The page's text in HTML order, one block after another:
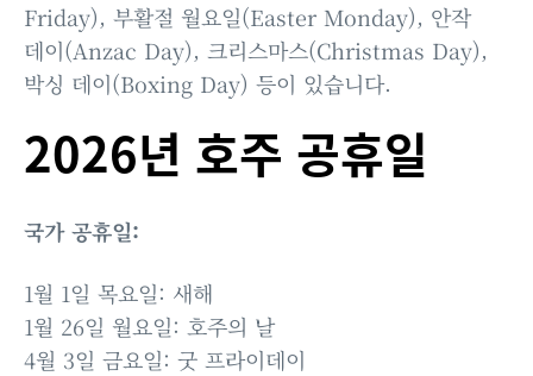
Friday), 부활절 월요일(Easter Monday), 안작
데이(Anzac Day), 크리스마스(Christmas Day),
박싱 데이(Boxing Day) 등이 있습니다.
2026년 호주 공휴일
국가 공휴일:
1월 1일 목요일: 새해
1월 26일 월요일: 호주의 날
4월 3일 금요일: 굿 프라이데이